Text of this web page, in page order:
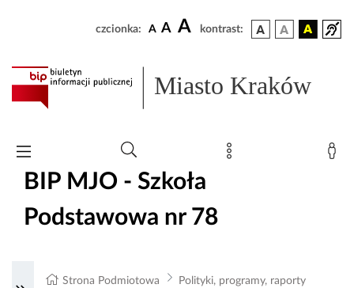
czcionka: A A A kontrast:
Miasto Kraków
BIP MJO - Szkoła
Podstawowa nr 78
Strona Podmiotowa
Polityki, programy, raporty